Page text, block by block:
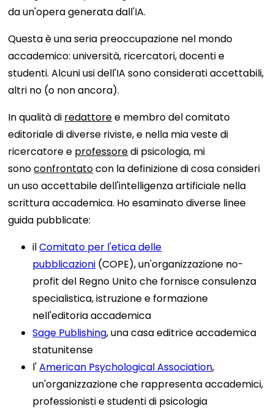
da un'opera generata dall'IA.
Questa è una seria preoccupazione nel mondo
accademico: università, ricercatori, docenti e
studenti. Alcuni usi dell'IA sono considerati accettabili,
altri no (o non ancora).
In qualità di redattoree membro del comitato
editoriale di diverse riviste, e nella mia veste di
ricercatore e professoredi psicologia, mi
sonoconfrontatocon la definizione di cosa consideri
un uso accettabile dell'intelligenza artificiale nella
scrittura accademica. Ho esaminato diverse linee
guida pubblicate:
ilComitato per l'etica delle
pubblicazioni (COPE), un'organizzazione no-
profit del Regno Unito che fornisce consulenza
specialistica, istruzione e formazione
nell'editoria accademica
Sage Publishing, una casa editrice accademica
statunitense
l'American Psychological Association,
un'organizzazione che rappresenta accademici,
professionisti e studenti di psicologia